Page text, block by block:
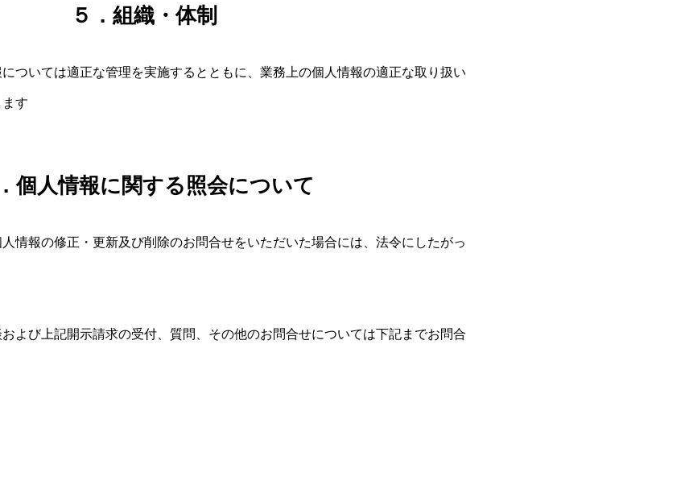
５．組織・体制
ついては適正な管理を実施するとともに、業務上の個人情報の適正な取り扱い
す
個人情報に関する照会について
情報の修正・更新及び削除のお問合せをいただいた場合には、法令にしたがっ
よび上記開示請求の受付、質問、その他のお問合せについては下記までお問合